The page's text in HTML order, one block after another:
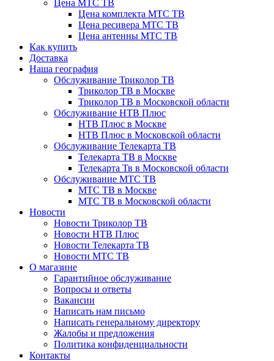
Цена МТС ТВ
Цена комплекта МТС ТВ
Цена ресивера МТС ТВ
Цена антенны МТС ТВ
Как купить
Доставка
Наша география
Обслуживание Триколор ТВ
Триколор ТВ в Москве
Триколор ТВ в Московской области
Обслуживание НТВ Плюс
НТВ Плюс в Москве
НТВ Плюс в Московской области
Обслуживание Телекарта ТВ
Телекарта ТВ в Москве
Телекарта Тв в Московской области
Обслуживание МТС ТВ
МТС ТВ в Москве
МТС ТВ в Московской области
Новости
Новости Триколор ТВ
Новости НТВ Плюс
Новости Телекарта ТВ
Новости МТС ТВ
О магазине
Гарантийное обслуживание
Вопросы и ответы
Вакансии
Написать нам письмо
Написать генеральному директору
Жалобы и предложения
Политика конфиденциальности
Контакты